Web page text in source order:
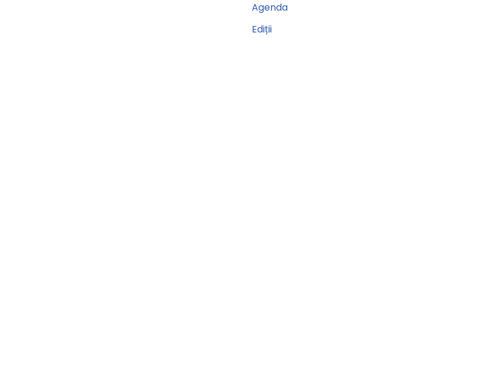
Agenda
Ediții